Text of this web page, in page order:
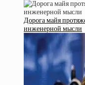
Дорога майя
инженерной мысли